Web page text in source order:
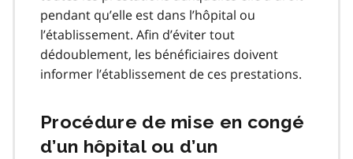
pendant qu’elle est dans l’hôpital ou
l’établissement. Afin d’éviter tout
dédoublement, les bénéficiaires doivent
informer l’établissement de ces prestations.
Procédure de mise en congé
d’un hôpital ou d’un